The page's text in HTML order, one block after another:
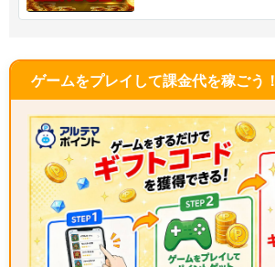
ゲームをプレイして課金代を稼ごう！